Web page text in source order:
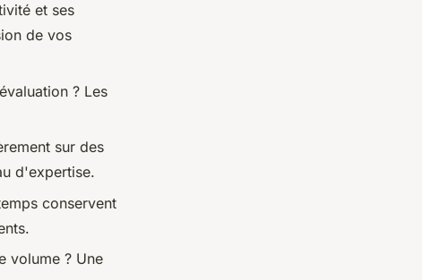
et ses
de vos
? Les
sur des
d'expertise.
conservent
volume ? Une